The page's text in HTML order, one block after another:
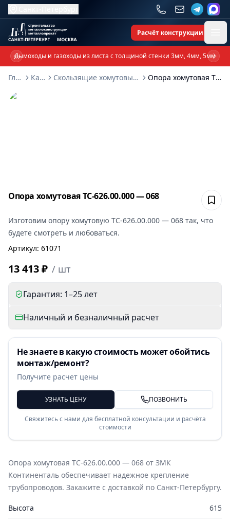
Расчёт конструкции
Дымоходы и газоходы из листа с толщиной стенки 3мм, 4мм, 5мм
Previous slide
Главная
Каталог Скользящие хомутовые опоры ТС-626-00-000 Опора хомутовая ТС-626.00.000 — 068
Опора хомутовая ТС-626.00.000 — 068
Изготовим опору хомутовую ТС-626.00.000 — 068 так, что
будете смотреть и любоваться.
Артикул: 61071
13 413 ₽ / шт
Гарантия: 1–25 лет
Наличный и безналичный расчет
Не знаете в какую стоимость может обойтись
монтаж/ремонт?
Получите расчет цены
УЗНАТЬ ЦЕНУ ПОЗВОНИТЬ
Свяжитесь с нами для бесплатной консультации и расчёта
стоимости
Опора хомутовая ТС-626.00.000 — 068 от ЗМК
Континенталь обеспечивает надежное крепление
трубопроводов. Закажите с доставкой по Санкт-Петербургу.
Высота 615